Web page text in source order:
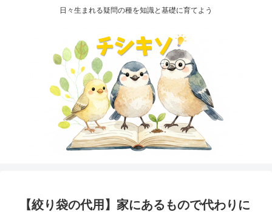
日々生まれる疑問の種を知識と基礎に育てよう
【絞り袋の代用】家にあるもので代わりに